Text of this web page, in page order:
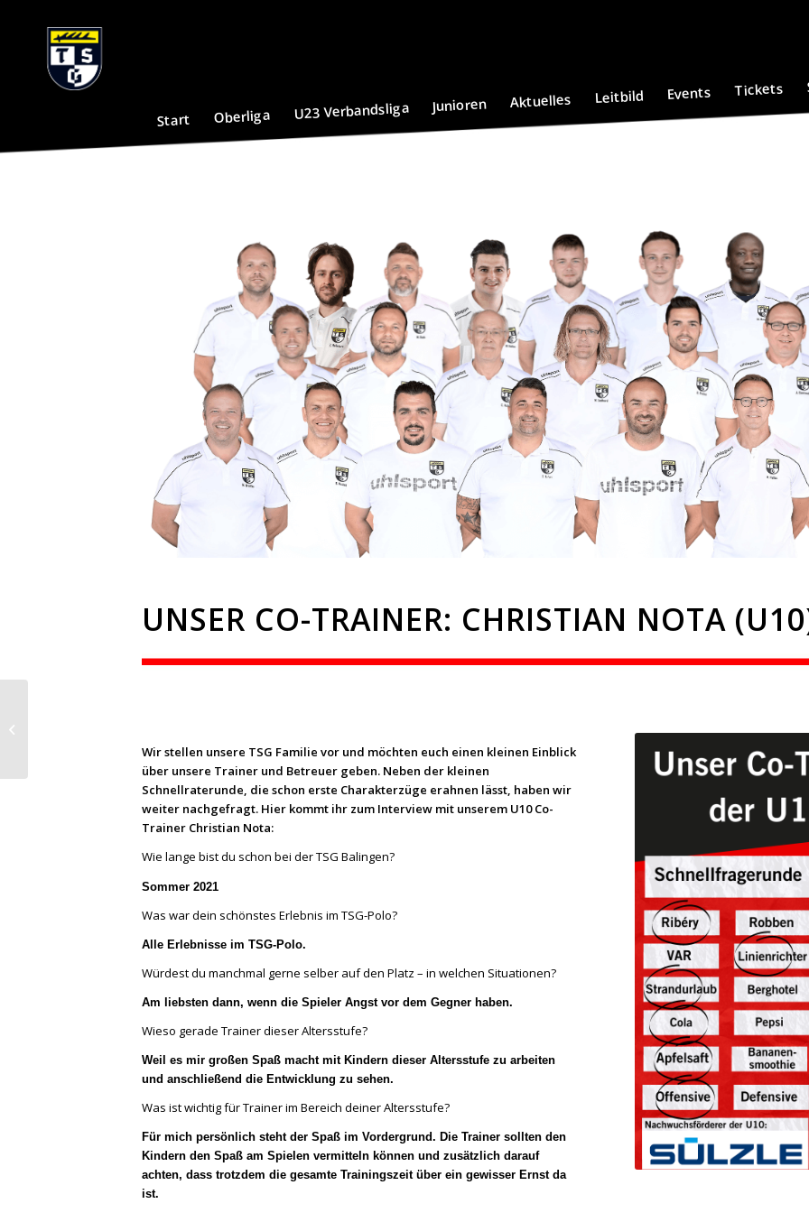
Start Oberliga U23 Verbandsliga Junioren Aktuelles Leitbild Events Tickets
UNSER CO-TRAINER: CHRISTIAN NOTA
Wir stellen unsere TSG Familie vor und möchten euch einen kleinen Einblick
über unsere Trainer und Betreuer geben. Neben der kleinen
Schnellraterunde, die schon erste Charakterzüge erahnen lässt, haben wir
weiter nachgefragt. Hier kommt ihr zum Interview mit unserem U10 Co-
Trainer Christian Nota:
Wie lange bist du schon bei der TSG Balingen?
Sommer 2021
Was war dein schönstes Erlebnis im TSG-Polo?
Alle Erlebnisse im TSG-Polo.
Würdest du manchmal gerne selber auf den Platz – in welchen Situationen?
Am liebsten dann, wenn die Spieler Angst vor dem Gegner haben.
Wieso gerade Trainer dieser Altersstufe?
Weil es mir großen Spaß macht mit Kindern dieser Altersstufe zu arbeiten
und anschließend die Entwicklung zu sehen.
Was ist wichtig für Trainer im Bereich deiner Altersstufe?
Für mich persönlich steht der Spaß im Vordergrund. Die Trainer sollten den
Kindern den Spaß am Spielen vermitteln können und zusätzlich darauf
achten, dass trotzdem die gesamte Trainingszeit über ein gewisser Ernst da
ist.